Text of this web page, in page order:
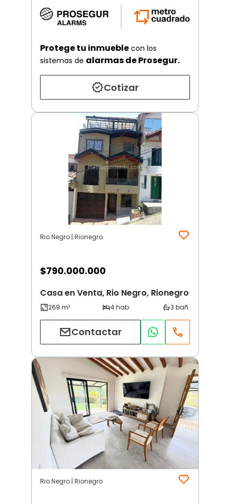
Protege tu inmueble con los
sistemas de alarmas de Prosegur.
Cotizar
Rio Negro | Rionegro
$790.000.000
Casa en Venta, Rio Negro, Rionegro
Contactar
Rio Negro | Rionegro